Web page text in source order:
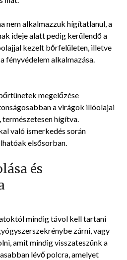
nem alkalmazzuk hígítatlanul, a
ideje alatt pedig kerülendő a
kezelt bőrfelületen, illetve
fényvédelem alkalmazása.
megelőzése
a virágok illóolajai
hígítva.
való ismerkedés során
elsősorban.
és
mindig távol kell tartani
zárni, vagy
amit mindig visszateszünk a
lévő polcra, amelyet